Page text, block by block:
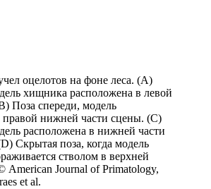
оцелотов на фоне леса. (A)
хищника расположена в левой
Поза спереди, модель
правой нижней части сцены. (C)
расположена в нижней части
Скрытая поза, когда модель
стволом в верхней
American Journal of Primatology,
et al.